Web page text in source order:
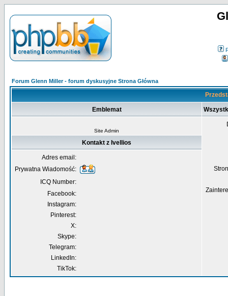
Forum Glenn Miller - forum dyskusyjne Strona Główna
Emblemat
Site Admin
Kontakt z Ivellios
Adres email:
Prywatna Wiadomość:
ICQ Number:
Facebook:
Instagram:
Pinterest:
X:
Skype:
Telegram:
LinkedIn:
TikTok: